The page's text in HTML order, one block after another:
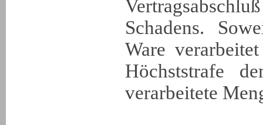
Schadens.
Ware
Höchststrafe
verarbeitete